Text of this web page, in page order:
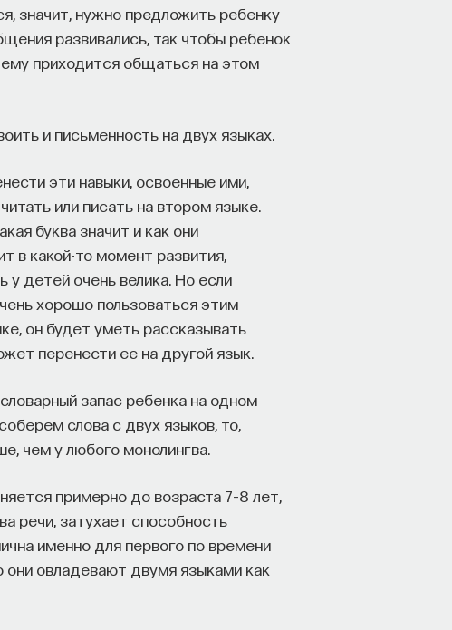
значит, нужно предложить ребенку
развивались, так чтобы ребенок
ему приходится общаться на этом
и письменность на двух языках.
эти навыки, освоенные ими,
или писать на втором языке.
буква значит и как они
в какой-то момент развития,
у детей очень велика. Но если
хорошо пользоваться этим
он будет уметь рассказывать
перенести ее на другой язык.
запас ребенка на одном
слова с двух языков, то,
чем у любого монолингва.
примерно до возраста 7–8 лет,
речи, затухает способность
именно для первого по времени
они овладевают двумя языками как